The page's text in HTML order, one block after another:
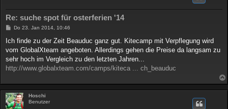
Re: suche spot für osterferien '14
B
i
r
a
Do 23. Jan 2014, 10:46
Ich finde zu der Zeit Beauduc ganz gut. Kitecamp mit Verpflegung wird
vom GlobalXteam angeboten. Allerdings gehen die Preise da langsam zu
sehr hoch im Vergleich zu den letzten Jahren...
http://www.globalxteam.com/camps/kiteca ... ch_beauduc
Hoschi
Benutzer